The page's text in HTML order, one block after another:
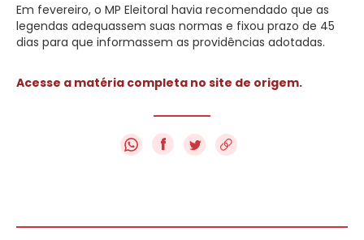
Em fevereiro, o MP Eleitoral havia recomendado que as
legendas adequassem suas normas e fixou prazo de 45
dias para que informassem as providências adotadas.
Acesse a matéria completa no site de origem.
f